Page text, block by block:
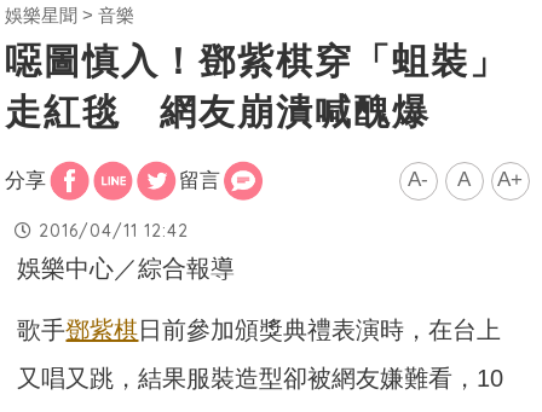
娛樂星聞 音樂
噁圖慎入！鄧紫棋穿「蛆裝」
走紅毯 網友崩潰喊醜爆
分享 留言 A- A A+
2016/04/11 12:42
娛樂中心／綜合報導
歌手鄧紫棋日前參加頒獎典禮表演時，在台上
又唱又跳，結果服裝造型卻被網友嫌難看，10